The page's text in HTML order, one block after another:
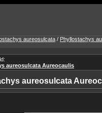
aureosulcata / Phyllostachys
aureosulcata Aureocaulis
aureosulcata